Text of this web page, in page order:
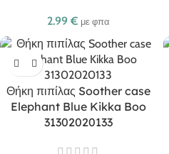
2.99 € με φπα
Θήκη πιπίλας Soother case
Elephant Blue Kikka Boo
31302020133